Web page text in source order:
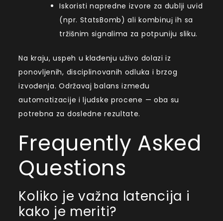
Iskoristi napredne izvore za dublji uvid
(npr. StatsBomb) ali kombinuј ih sa
tržišnim signalima za potpuniju sliku.
Na kraju, uspeh u klađenju uživo dolazi iz
ponovljenih, disciplinovanih odluka i brzog
izvođenja. Održavaj balans između
automatizacije i ljudske procene — oba su
potrebna za dosledne rezultate.
Frequently Asked
Questions
Koliko je važna latencija i
kako je meriti?